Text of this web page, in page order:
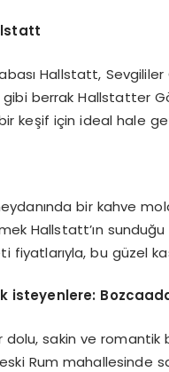
Hallstatt,
berrak Hallstatter
keşif için ideal hale
bir kahve
Hallstatt’ın
fiyatlarıyla, bu güzel
isteyenlere:
dolu, sakin ve
Rum mahallesinde